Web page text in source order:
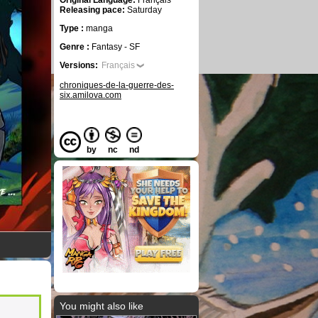
Releasing pace: Saturday
Type : manga
Genre : Fantasy - SF
Versions: Français
chroniques-de-la-guerre-des-
six.amilova.com
by nc nd
You might also like